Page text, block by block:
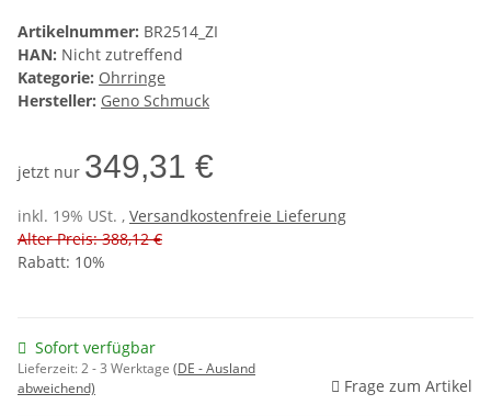
Artikelnummer: BR2514_ZI
HAN: Nicht zutreffend
Kategorie: Ohrringe
Hersteller: Geno Schmuck
jetzt nur 349,31 €
inkl. 19% USt. , Versandkostenfreie Lieferung
Alter Preis: 388,12 €
Rabatt: 10%
Sofort verfügbar
Lieferzeit:2 - 3 Werktage (DE - Ausland
abweichend)
Frage zum Artikel